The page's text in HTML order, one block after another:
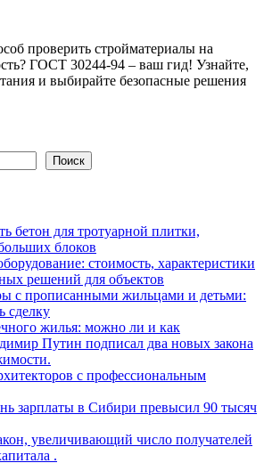
проверить стройматериалы на
ГОСТ 30244-94 – ваш гид! Узнайте,
и выбирайте безопасные решения
Поиск
бетон для тротуарной плитки,
блоков
стоимость, характеристики
решений для объектов
с прописанными жильцами и детьми:
сделку
жилья: можно ли и как
Путин подписал два новых закона
с профессиональным
зарплаты в Сибири превысил 90 тысяч
увеличивающий число получателей
.